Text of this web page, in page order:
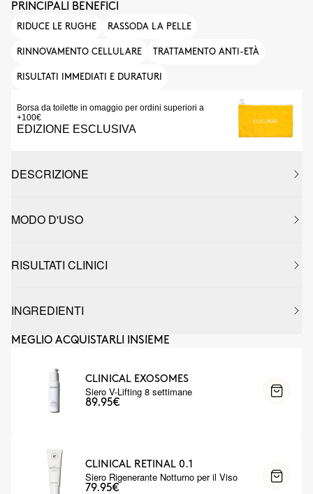
PRINCIPALI BENEFICI
RIDUCE LE RUGHE RASSODA LA PELLE
RINNOVAMENTO CELLULARE TRATTAMENTO ANTI-ETÀ
RISULTATI IMMEDIATI E DURATURI
Borsa da toilette in omaggio per ordini superiori a
+100€
EDIZIONE ESCLUSIVA
DESCRIZIONE
MODO D'USO
RISULTATI CLINICI
INGREDIENTI
MEGLIO ACQUISTARLI INSIEME
CLINICAL EXOSOMES
Siero V-Lifting 8 settimane
89.95€
CLINICAL RETINAL 0.1
Siero Rigenerante Notturno per il Viso
79.95€